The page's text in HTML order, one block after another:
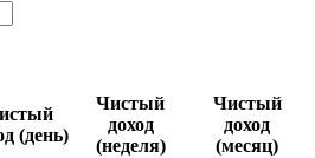
(день)
Чистый
доход
(неделя)
Чистый
доход
(месяц)